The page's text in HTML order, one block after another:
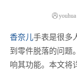
youhua
香奈儿手表是很多
到零件脱落的问题
响其功能。本文将